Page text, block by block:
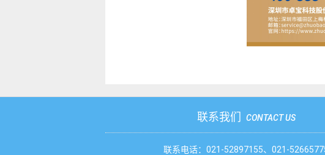
联系我们 CONTACT US
联系电话：021-52897155、021-